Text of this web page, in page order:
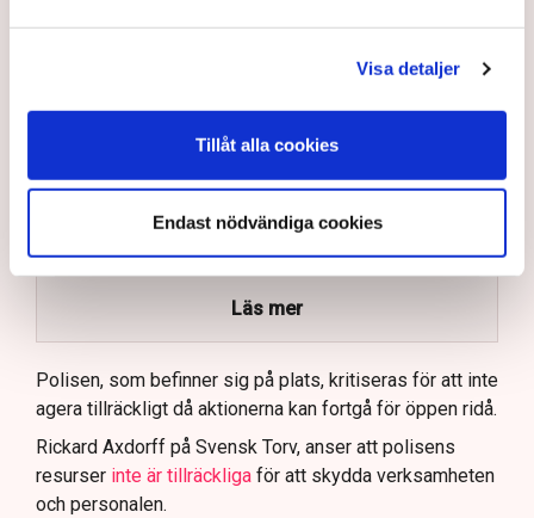
Visa detaljer
Tillåt alla cookies
Endast nödvändiga cookies
AI-sammanfattning
Torvtäkten i Grimsås har stoppats av aktivister
Polisen kritiseras för bristande agerande vid
40 personer misstänks med cirka 120
brottsmisstankar kopplade.
Polisen använder drönare och uniformerad polis
för att dokumentera bevis.
Samtidigt är polisarbetet komplext när det gäller
att navigera juridiska rättigheter och gränser.
Läs mer
Polisen, som befinner sig på plats, kritiseras för att inte
agera tillräckligt då aktionerna kan fortgå för öppen ridå.
Rickard Axdorff på Svensk Torv, anser att polisens
resurser inte är tillräckliga för att skydda verksamheten
och personalen.